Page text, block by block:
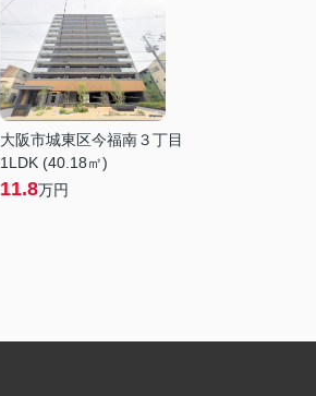
大阪市城東区今福南３丁目
1LDK (40.18㎡)
11.8万円